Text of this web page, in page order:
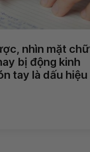
nhìn mặt chữ
bị động kinh
tay là dấu hiệu